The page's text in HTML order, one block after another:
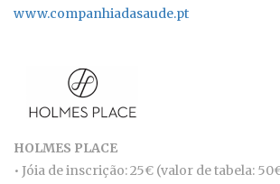
www.companhiadasaude.pt
HOLMES PLACE
• Jóia de inscrição: 25€ (valor de tabela: